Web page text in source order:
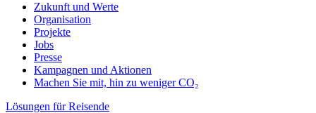
Zukunft und Werte
Organisation
Projekte
Jobs
Presse
Kampagnen und Aktionen
Machen Sie mit, hin zu weniger CO₂
Lösungen für Reisende